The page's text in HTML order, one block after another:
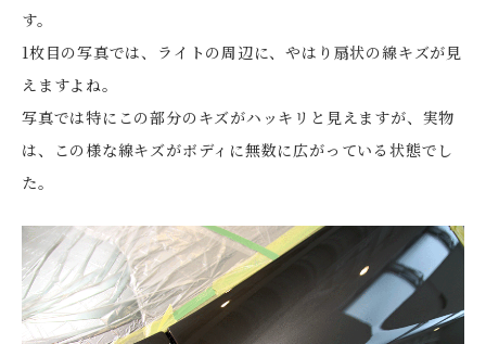
す。
1枚目の写真では、ライトの周辺に、やはり扇状の線キズが見
えますよね。
写真では特にこの部分のキズがハッキリと見えますが、実物
は、この様な線キズがボディに無数に広がっている状態でし
た。